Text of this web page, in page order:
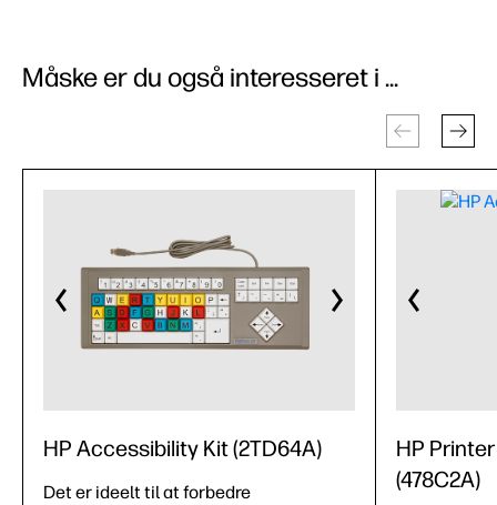
Måske er du også interesseret i ...
HP Accessibility Kit (2TD64A)
Det er ideelt til at forbedre
HP
(478C2A)